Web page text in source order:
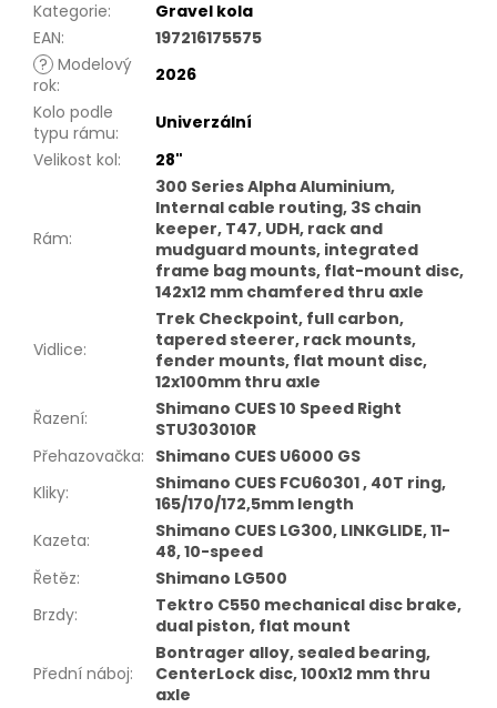
Kategorie:
Gravel kola
EAN:
197216175575
? Modelový
rok:
2026
Kolo podle
typu rámu:
Univerzální
Velikost kol: 28"
Rám:
300 Series Alpha Aluminium,
Internal cable routing, 3S chain
keeper, T47, UDH, rack and
mudguard mounts, integrated
frame bag mounts, flat-mount disc,
142x12 mm chamfered thru axle
Vidlice:
Trek Checkpoint, full carbon,
tapered steerer, rack mounts,
fender mounts, flat mount disc,
12x100mm thru axle
Řazení:
Shimano CUES 10 Speed Right
STU303010R
Přehazovačka: Shimano CUES U6000 GS
Kliky:
Shimano CUES FCU60301 , 40T ring,
165/170/172,5mm length
Kazeta:
Shimano CUES LG300, LINKGLIDE, 11-
48, 10-speed
Řetěz:
Shimano LG500
Brzdy:
Tektro C550 mechanical disc brake,
dual piston, flat mount
Přední náboj:
Bontrager alloy, sealed bearing,
CenterLock disc, 100x12 mm thru
axle